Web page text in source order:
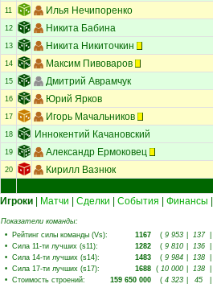
11 Илья Нечипоренко
12 Никита Бабина
13 Никита Никиточкин
14 Максим Пивоваров
15 Дмитрий Аврамчук
16 Юрий Ярков
17 Игорь Мачальников
18 Иннокентий Качановский
19 Александр Ермоковец
20 Кирилл Вазнюк
Игроки
Матчи Сделки События Финансы
Показатели команды:
• Рейтинг силы команды (Vs): 1167 ( 9 953 137
• Сила 11-ти лучших (s11): 1282 ( 9 810 136
• Сила 14-ти лучших (s14): 1483 ( 9 984 138
• Сила 17-ти лучших (s17): 1688 ( 10 000 138
• Стоимость строений: 159 650 000 ( 4 323 45